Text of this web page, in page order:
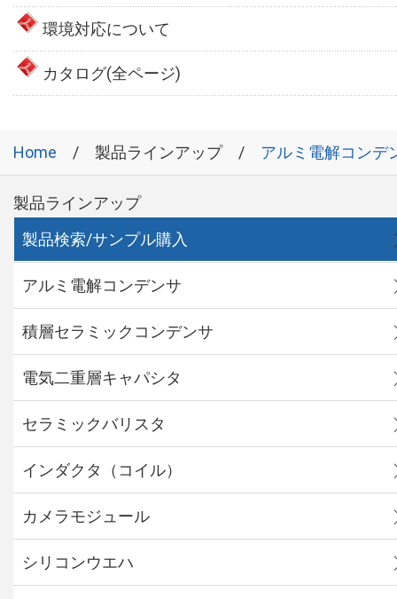
環境対応について
カタログ(全ページ)
Home 製品ラインアップ アルミ電解コンデ
製品ラインアップ
製品検索/サンプル購入
アルミ電解コンデンサ
積層セラミックコンデンサ
電気二重層キャパシタ
セラミックバリスタ
インダクタ（コイル）
カメラモジュール
シリコンウエハ